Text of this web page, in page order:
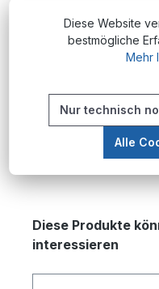
Die hier
stärkere Wellen im
Artike…Mehr
Produktgalerie
Diese Produkte
interessieren
Diese Website
bestmögliche
Mehr
Nur technisch
Alle